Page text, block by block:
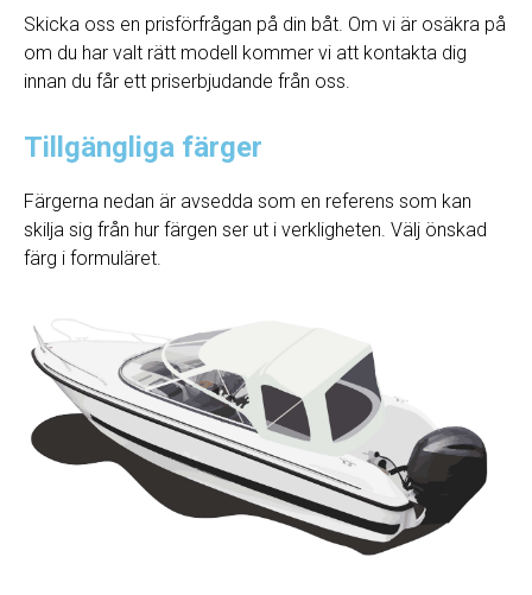
Skicka oss en prisförfrågan på din båt. Om vi ​​är osäkra på
om du har valt rätt modell kommer vi att kontakta dig
innan du får ett priserbjudande från oss.
Tillgängliga färger
Färgerna nedan är avsedda som en referens som kan
skilja sig från hur färgen ser ut i verkligheten. Välj önskad
färg i formuläret.